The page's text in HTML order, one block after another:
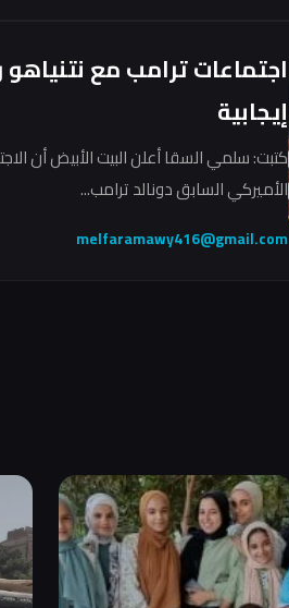
اجتماعات ترامب مع
إيجابية
كتبت: سلمي السقا أعلن البيت الأبيض أن
الأميركي السابق دونالد ترامب...
melfaramawy416@gmail.com